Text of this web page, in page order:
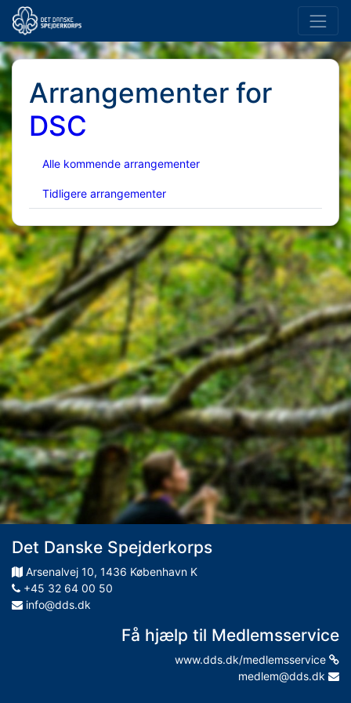
Arrangementer for
DSC
Alle kommende arrangementer
Tidligere arrangementer
Det Danske Spejderkorps
Arsenalvej 10, 1436 København K
+45 32 64 00 50
info@dds.dk
Få hjælp til Medlemsservice
www.dds.dk/medlemsservice
medlem@dds.dk